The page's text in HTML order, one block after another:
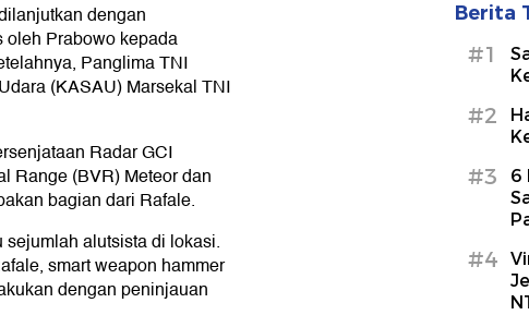
dengan
Prabowo kepada
Panglima TNI
(KASAU) Marsekal TNI
Radar GCI
Range (BVR) Meteor dan
bagian dari Rafale.
alutsista di lokasi.
smart weapon hammer
dengan peninjauan
Berita
#1
#2
#3
6
#4